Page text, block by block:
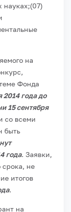
науках;(07)
на
Фонда
2014 года до
15 сентября
со всеми
быть
года. Заявки,
срока, не
итогов
.
на